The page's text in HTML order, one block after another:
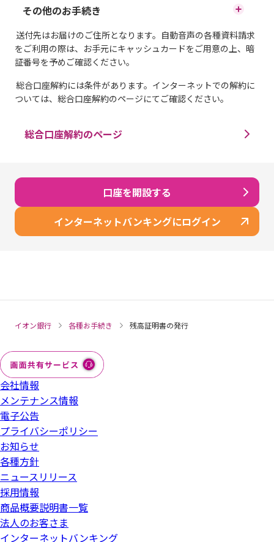
しとなります。残高不足の場
合、証明書の発行はできませ
ん。あらかじめ普通預金口座残
高のご確認をお願いします。
をご希望の場合は、1通につき1,100円（税込）（英文の残高
なお、マネックス証券との金融商品仲介業務における包括
的業務提携等に伴い、証明日が2024年1月1日以降の投資信
ご依頼ください。
まの普通預金口座からのお引落
しとなります。残高不足の場
合、証明書の発行はできませ
ん。あらかじめ普通預金口座残
高のご確認をお願いします。
証明日が2023年12月31日までの投資信託に係る残高証明書
ります。
なお、マネックス証券との金融商品仲介業務における包括
託に係る残高証明書をご希望の場合は、マネックス証券に
キャッシュカードのご利用限度額の変更
キャッシュカードの入出金不良
イオン銀行ダイレクトご利用カード（確認番
号表）の紛失
キャッシュカードの暗証番号のロック・失念
キャッシュカードの暗証番号の変更
インターネットバンキングのパスワードなど
のロック・失念
インターネットバンキングのパスワード変更
その他のお手続き
残高証明書の発行
取引明細証明書の発行
相続のお手続き
送付先はお届けのご住所となります。自動音声の各種資料請求
をご利用の際は、お手元にキャッシュカードをご用意の上、暗
証番号を予めご確認ください。
総合口座解約には条件があります。インターネットでの解約に
ついては、総合口座解約のページにてご確認ください。
総合口座解約のページ
口座を開設する
インターネットバンキングにログイン
イオン銀行 各種お手続き 残高証明書の発行
会社情報
メンテナンス情報
電子公告
プライバシーポリシー
お知らせ
各種方針
ニュースリリース
採用情報
商品概要説明書一覧
法人のお客さま
インターネットバンキング